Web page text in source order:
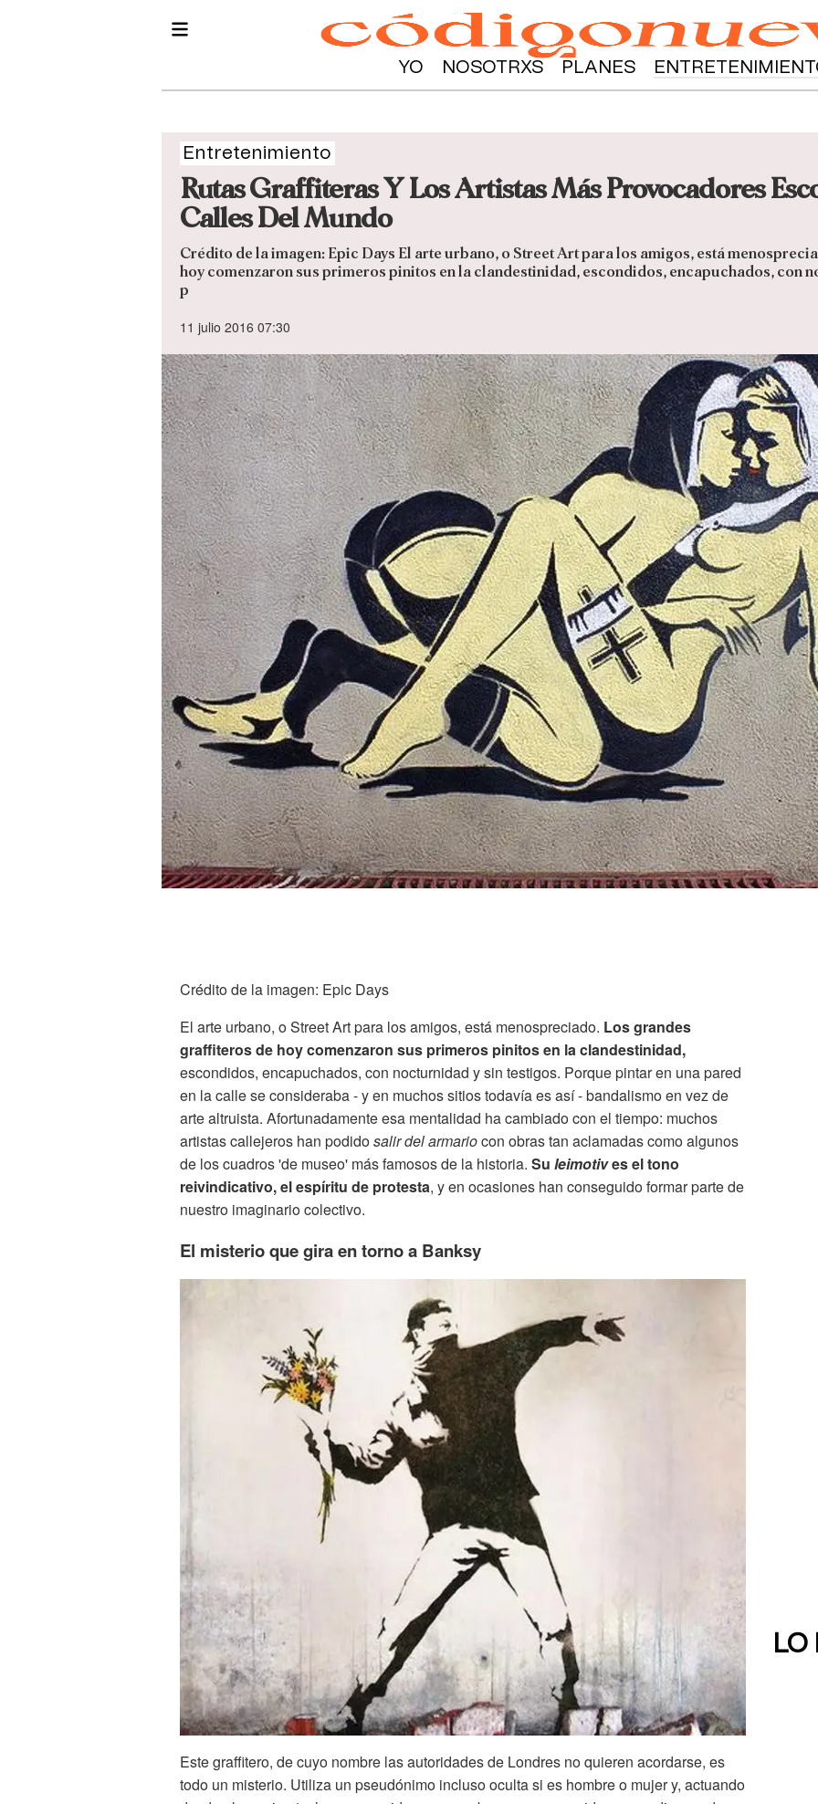
YO NOSOTRXS PLANES
Entretenimiento
Rutas Graffiteras Y Los Artistas Más Provocadores
Calles Del Mundo
Crédito de la imagen: Epic Days El arte urbano, o Street Art para los amigos, está
hoy comenzaron sus primeros pinitos en la clandestinidad, escondidos, encapuchados, con
p
11 julio 2016 07:30
Crédito de la imagen: Epic Days
El arte urbano, o Street Art para los amigos, está menospreciado. Los grandes
graffiteros de hoy comenzaron sus primeros pinitos en la clandestinidad,
escondidos, encapuchados, con nocturnidad y sin testigos. Porque pintar en una pared
en la calle se consideraba - y en muchos sitios todavía es así - bandalismo en vez de
arte altruista. Afortunadamente esa mentalidad ha cambiado con el tiempo: muchos
artistas callejeros han podidosalir del armariocon obras tan aclamadas como algunos
de los cuadros 'de museo' más famosos de la historia. Su leimotives el tono
reivindicativo, el espíritu de protesta, y en ocasiones han conseguido formar parte de
nuestro imaginario colectivo.
El misterio que gira en torno a Banksy
Este graffitero, de cuyo nombre las autoridades de Londres no quieren acordarse, es
todo un misterio. Utiliza un pseudónimo incluso oculta si es hombre o mujer y, actuando
LO